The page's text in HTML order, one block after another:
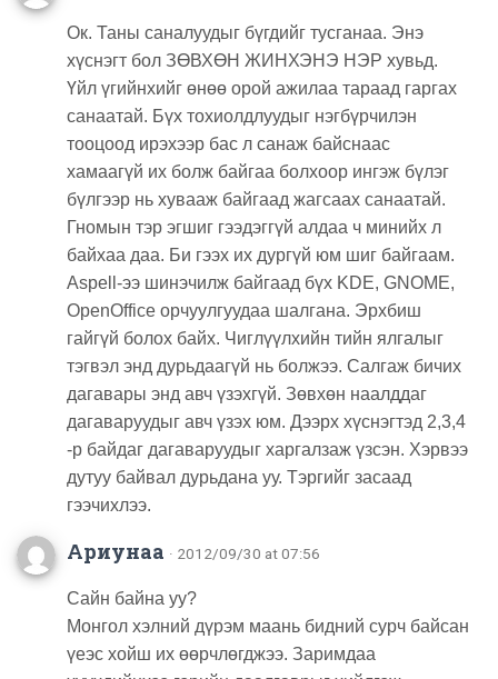
Ок. Таны саналуудыг бүгдийг тусганаа. Энэ
хүснэгт бол ЗӨВХӨН ЖИНХЭНЭ НЭР хувьд.
Үйл үгийнхийг өнөө орой ажилаа тараад гаргах
санаатай. Бүх тохиолдлуудыг нэгбүрчилэн
тооцоод ирэхээр бас л санаж байснаас
хамаагүй их болж байгаа болхоор ингэж бүлэг
бүлгээр нь хувааж байгаад жагсаах санаатай.
Гномын тэр эгшиг гээдэггүй алдаа ч минийх л
байхаа даа. Би гээх их дургүй юм шиг байгаам.
Aspell-ээ шинэчилж байгаад бүх KDE, GNOME,
OpenOffice орчуулгуудаа шалгана. Эрхбиш
гайгүй болох байх. Чиглүүлхийн тийн ялгалыг
тэгвэл энд дурьдаагүй нь болжээ. Салгаж бичих
дагавары энд авч үзэхгүй. Зөвхөн наалддаг
дагаваруудыг авч үзэх юм. Дээрх хүснэгтэд 2,3,4
-р байдаг дагаваруудыг харгалзаж үзсэн. Хэрвээ
дутуу байвал дурьдана уу. Тэргийг засаад
гээчихлээ.
Ариунаа · 2012/09/30 at 07:56
Сайн байна уу?
Монгол хэлний дүрэм маань бидний сурч байсан
үеэс хойш их өөрчлөгджээ. Заримдаа